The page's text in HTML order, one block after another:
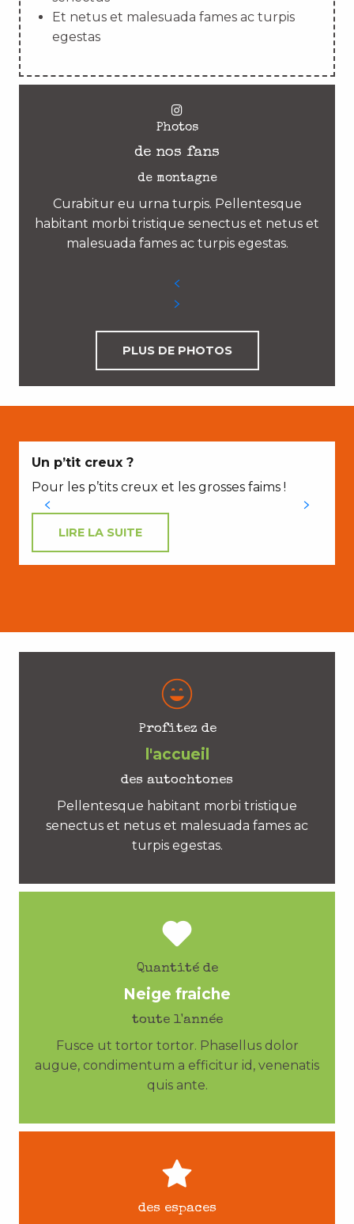
Et netus et malesuada fames ac turpis
egestas
Photos
de nos fans
de montagne
Curabitur eu urna turpis. Pellentesque
habitant morbi tristique senectus et netus et
malesuada fames ac turpis egestas.
PLUS DE PHOTOS
Un p’tit creux ?
Pour les p’tits creux et les grosses faims !
LIRE LA SUITE
Profitez de
l'accueil
des autochtones
Pellentesque habitant morbi tristique
senectus et netus et malesuada fames ac
turpis egestas.
Quantité de
Neige fraiche
toute l'année
Fusce ut tortor tortor. Phasellus dolor
augue, condimentum a efficitur id, venenatis
quis ante.
des espaces